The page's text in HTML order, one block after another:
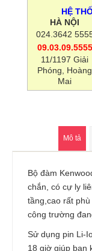
HỆ
HÀ NỘI
024.3642
09.03.09.5555
11/1197 Giải
Phóng, Hoàng
Mai
Mô tả
Bộ đàm
chắn, có cự ly
tầng,cao rất
công trường
Sử dụng pin Li-
18 giờ giúp bạn